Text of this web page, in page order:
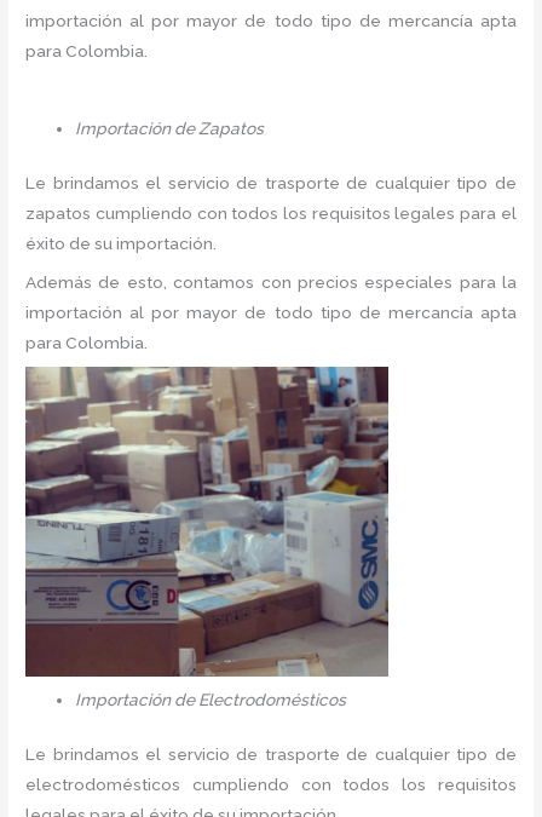
importación al por mayor de todo tipo de mercancía apta
para Colombia.
Importación de Zapatos
Le brindamos el servicio de trasporte de cualquier tipo de
zapatos cumpliendo con todos los requisitos legales para el
éxito de su importación.
Además de esto, contamos con precios especiales para la
importación al por mayor de todo tipo de mercancía apta
para Colombia.
Importación de Electrodomésticos
Le brindamos el servicio de trasporte de cualquier tipo de
electrodomésticos cumpliendo con todos los requisitos